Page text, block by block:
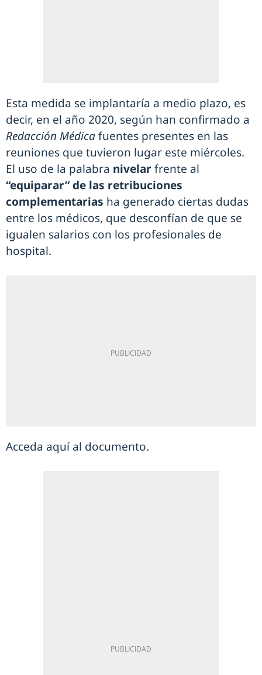
Esta medida se implantaría a medio plazo, es
decir, en el año 2020, según han confirmado a
Redacción Médicafuentes presentes en las
reuniones que tuvieron lugar este miércoles.
El uso de la palabra nivelarfrente al
“equiparar” de las retribuciones
complementarias ha generado ciertas dudas
entre los médicos, que desconfían de que se
igualen salarios con los profesionales de
hospital.
Acceda aquí al documento.